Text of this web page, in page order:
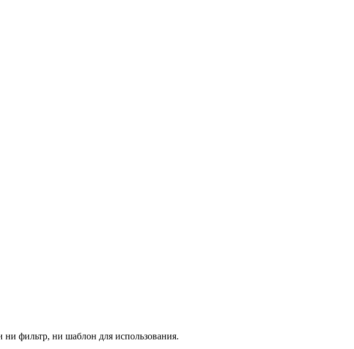
ни фильтр, ни шаблон для использования.